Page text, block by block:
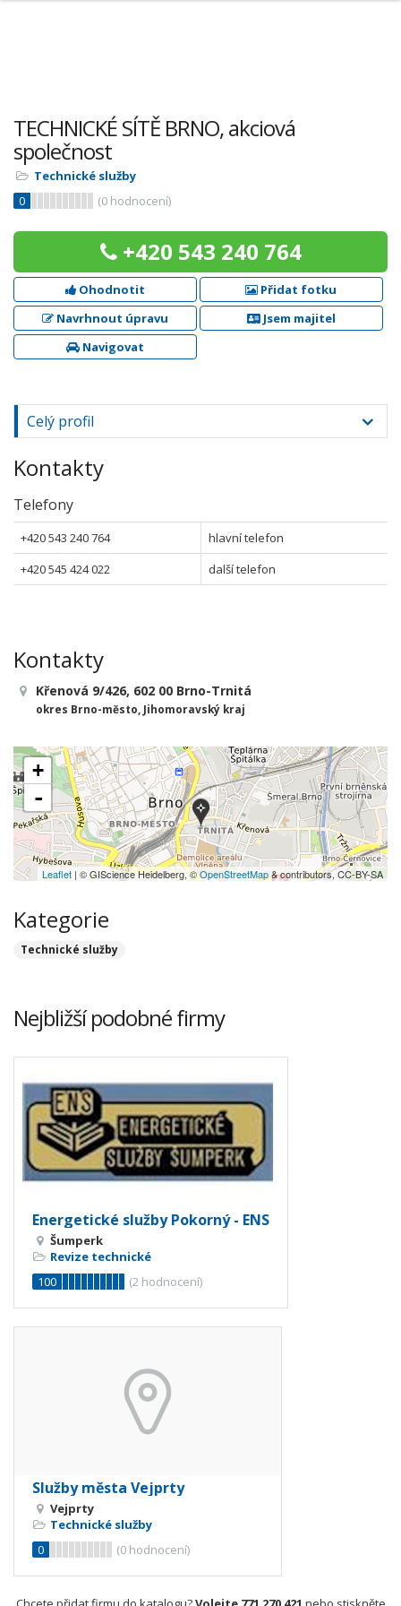
TECHNICKÉ SÍTĚ BRNO, akciová
společnost
Technické služby
0
(0 hodnocení)
+420 543 240 764
Ohodnotit
Přidat fotku
Navrhnout úpravu
Jsem majitel
Navigovat
Celý profil
Kontakty
Telefony
+420 543 240 764
hlavní telefon
+420 545 424 022
další telefon
Kontakty
Křenová 9/426, 602 00 Brno-Trnitá
okres Brno-město, Jihomoravský kraj
+
-
Leaflet | © GIScience Heidelberg, ©OpenStreetMap& contributors, CC-BY-SA
Kategorie
Technické služby
Nejbližší podobné firmy
Energetické služby Pokorný - ENS
Šumperk
Revize technické
100
(2 hodnocení)
Služby města Vejprty
Vejprty
Technické služby
0
(0 hodnocení)